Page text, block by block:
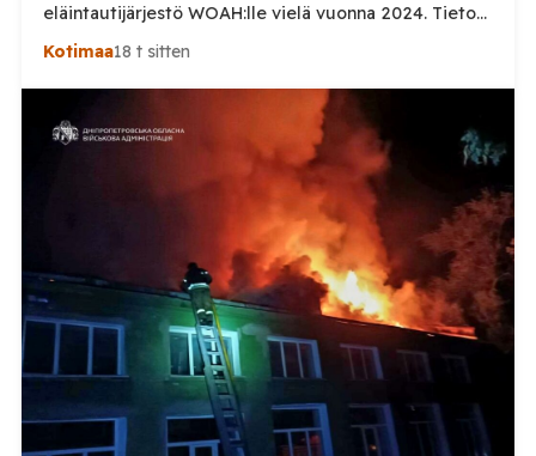
eläintautijärjestö WOAH:lle vielä vuonna 2024. Tieto
haastaa kokoomuksen kansanedustaja Timo Heinosen
sikaruttoilmoituksista. Suomi on puolestaan
ilmoittanut tuoreesta Virolahden tapauksesta sekä
WOAH:n kautta että suoraan Venäjän
eläinlääkintäviranomaisille. Ruokavirasto kertoi Posi
TV:lle tarkempia tietoja Suomen ensimmäisestä
afrikkalaisen sikaruton tapauksesta sekä
eläintautitietojen vaihdosta […]
Kotimaa18 t sitten